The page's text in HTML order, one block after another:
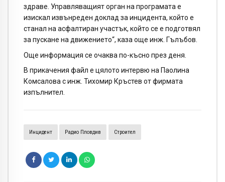
здраве. Управляващият орган на програмата е
изискал извънреден доклад за инцидента, който е
станал на асфалтиран участък, който се е подготвял
за пускане на движението“, каза още инж. Гълъбов.
Още информация се очаква по-късно през деня.
В прикачения файл е цялото интервю на Паолина
Комсалова с инж. Тихомир Кръстев от фирмата
изпълнител.
Инцидент Радио Пловдив Строител